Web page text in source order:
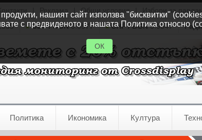
Общи условия Избори за
GBP / BGN0.8577 CHF / BGN0.9347
Политика Икономика Култура
нашият сайт използва "бисквитки"
с предвиденото в нашата Политика относно
ОК